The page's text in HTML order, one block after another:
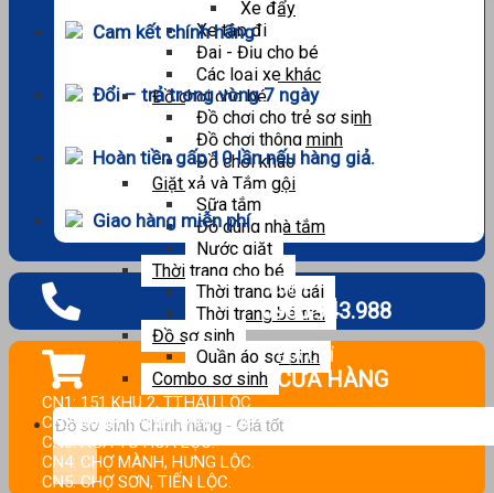
Xe đẩy
Xe tập đi
Đai - Địu cho bé
Các loại xe khác
Đồ chơi cho bé
Đồ chơi cho trẻ sơ sinh
Đồ chơi thông minh
Đồ chơi khác
Giặt xả và Tắm gội
Sữa tắm
Đồ dùng nhà tắm
Nước giặt
Thời trang cho bé
Thời trang bé gái
Thời trang bé trai
Đồ sơ sinh
Quần áo sơ sinh
Combo sơ sinh
Tìm
kiếm:
Cam kết chính hãng
Đổi – trả trong vòng 7 ngày
Hoàn tiền gấp 10 lần nếu hàng giả.
Giao hàng miễn phí
Hotline :
0965.943.988
ĐỊA CHỈ
CỬA HÀNG
CN1: 151 KHU 2, TT.HẬU LỘC.
CN2: MINH THỊNH, MINH LỘC.
CN3: NGÃ TƯ HOA LỘC.
CN4: CHỢ MÀNH, HƯNG LỘC.
CN5: CHỢ SƠN, TIẾN LỘC.